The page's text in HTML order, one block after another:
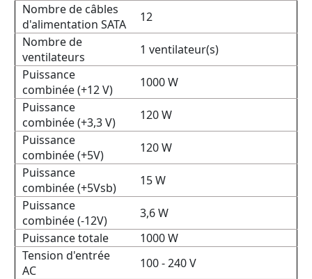
Nombre de câbles
d'alimentation SATA
12
Nombre de
ventilateurs
1 ventilateur(s)
Puissance
combinée (+12 V)
1000 W
Puissance
combinée (+3,3 V)
120 W
Puissance
combinée (+5V)
120 W
Puissance
combinée (+5Vsb)
15 W
Puissance
combinée (-12V)
3,6 W
Puissance totale
1000 W
Tension d'entrée
AC
100 - 240 V